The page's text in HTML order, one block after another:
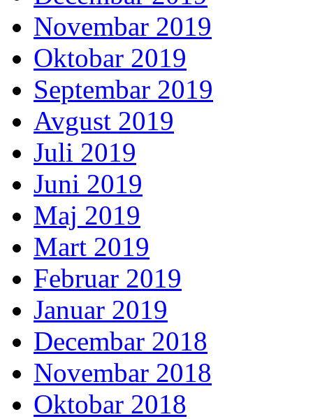
Novembar 2019
Oktobar 2019
Septembar 2019
Avgust 2019
Juli 2019
Juni 2019
Maj 2019
Mart 2019
Februar 2019
Januar 2019
Decembar 2018
Novembar 2018
Oktobar 2018